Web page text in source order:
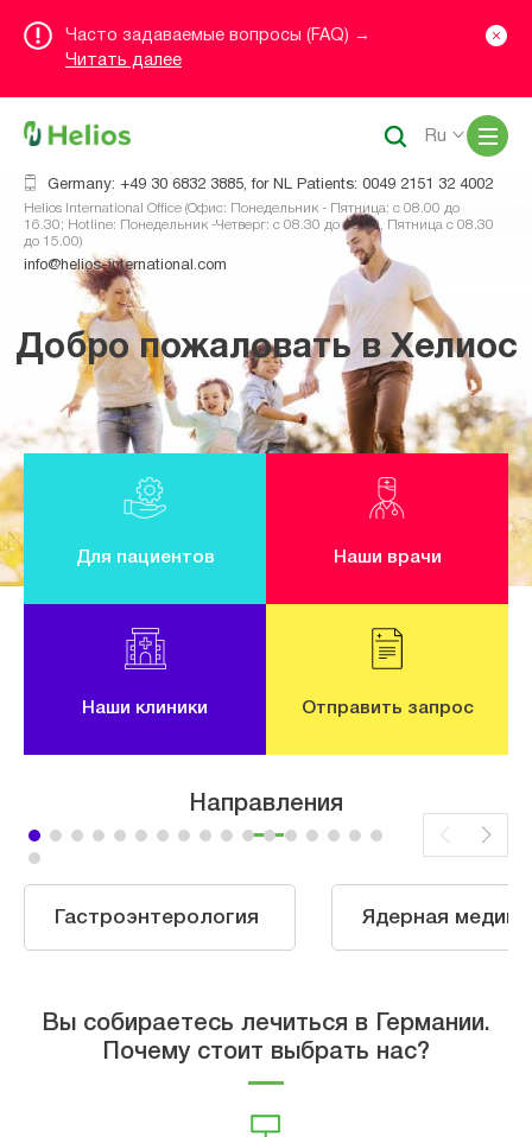
Часто задаваемые вопросы (FAQ) →
Читать далее
Germany: +49 30 6832 3885, for NL Patients: 0049 2151 32 4002
Helios International Office (Офис: Понедельник - Пятница: с 08.00 до
16.30; Hotline: Понедельник -Четверг: с 08.30 до 16.00, Пятница с 08.30
до 15.00)
info@helios-international.com
Ru
Добро пожаловать в Хелиос
Для пациентов Наши врачи
Наши клиники Отправить запрос
Направления
Гастроэнтерология Ядерная
Вы собираетесь лечиться в Германии.
Почему стоит выбрать нас?